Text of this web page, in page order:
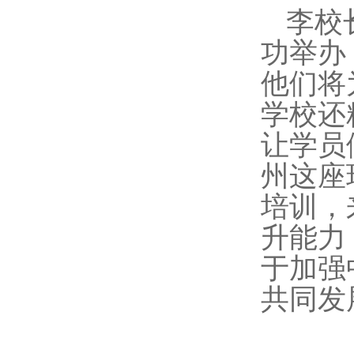
李校
功举办
他们将
学校
让学员
州这
培训，
升能
于加强
共同发